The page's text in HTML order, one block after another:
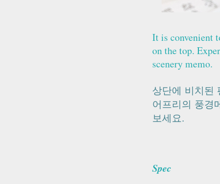
It is convenient
on the top.
scenery memo.
상단에 비치된
어프리의 풍경
보세요.
Spec